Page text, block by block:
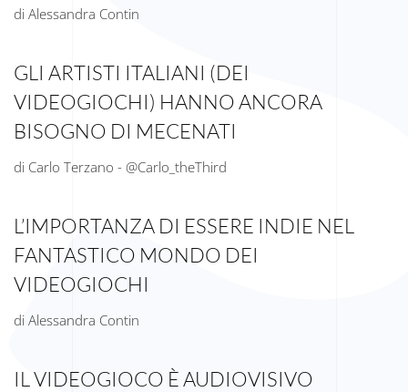
di Alessandra Contin
GLI ARTISTI ITALIANI (DEI
VIDEOGIOCHI) HANNO ANCORA
BISOGNO DI MECENATI
di Carlo Terzano - @Carlo_theThird
L’IMPORTANZA DI ESSERE INDIE NEL
FANTASTICO MONDO DEI
VIDEOGIOCHI
di Alessandra Contin
IL VIDEOGIOCO È AUDIOVISIVO